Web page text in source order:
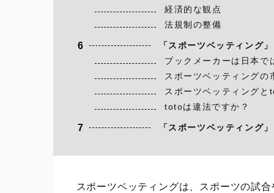
経済的な観点
法規制の整備
6
「スポーツベッティング
ブックメーカーは日本で
スポーツベッティング
スポーツベッティング
totoは違法ですか？
7 「スポーツベッティング
スポーツベッティングは、スポーツの試